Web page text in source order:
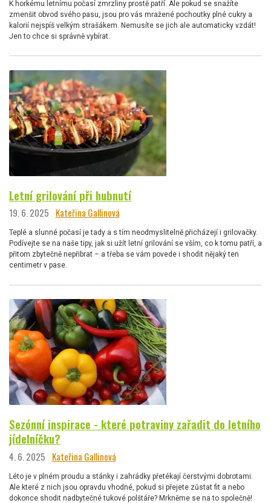
K horkému letnímu počasí zmrzliny prostě patří. Ale pokud se snažíte
zmenšit obvod svého pasu, jsou pro vás mražené pochoutky plné cukry a
kalorií nejspíš velkým strašákem. Nemusíte se jich ale automaticky vzdát!
Jen to chce si správně vybírat.
Letní grilování při hubnutí
19. 6. 2025 Kateřina Gallinová
Teplé a slunné počasí je tady a s tím neodmyslitelně přicházejí i grilovačky.
Podívejte se na naše tipy, jak si užít letní grilování se vším, co k tomu patří, a
přitom zbytečně nepřibrat – a třeba se vám povede i shodit nějaký ten
centimetr v pase.
Sezónní inspirace - které potraviny zařadit do letního
jídelníčku?
4. 6. 2025 Kateřina Gallinová
Léto je v plném proudu a stánky i zahrádky přetékají čerstvými dobrotami.
Ale které z nich jsou opravdu vhodné, pokud si přejete zůstat fit a nebo
dokonce shodit nadbytečné tukové polštáře? Mrkněme se na to společně!